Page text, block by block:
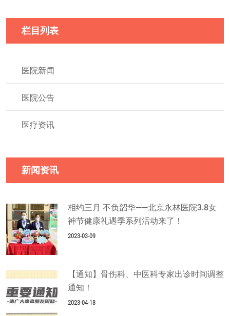
栏目列表
医院新闻
医院公告
医疗资讯
新闻资讯
相约三月 不负韶华——北京永林医院3.8女
神节健康礼遇季系列活动来了！
2023-03-09
【通知】骨伤科、中医科专家出诊时间调整
通知！
2023-04-18